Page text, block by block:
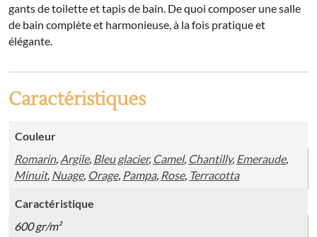
gants de toilette et tapis de bain. De quoi composer une salle
de bain complète et harmonieuse, à la fois pratique et
élégante.
Caractéristiques
Couleur
Romarin, Argile, Bleu glacier, Camel, Chantilly, Emeraude,
Minuit, Nuage, Orage, Pampa, Rose, Terracotta
Caractéristique
600 gr/m²